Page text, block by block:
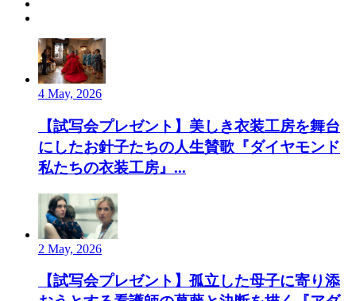
4 May, 2026
【試写会プレゼント】美しき衣装工房を舞台
にしたお針子たちの人生賛歌『ダイヤモンド
私たちの衣装工房』...
2 May, 2026
【試写会プレゼント】孤立した母子に寄り添